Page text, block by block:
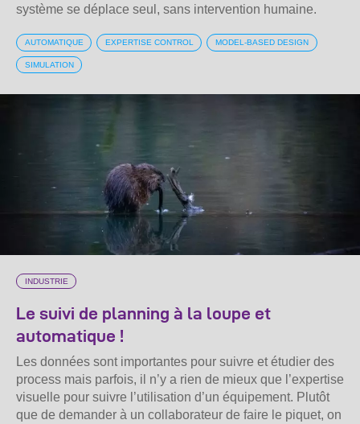
système se déplace seul, sans intervention humaine.
AUTOMATIQUE EXPERTISE CONTROL MODEL-BASED DESIGN
SIMULATION
INDUSTRIE
Le suivi de planning à la loupe et
automatique !
Les données sont importantes pour suivre et étudier des
process mais parfois, il n’y a rien de mieux que l’expertise
visuelle pour suivre l’utilisation d’un équipement. Plutôt
que de demander à un collaborateur de faire le piquet, on